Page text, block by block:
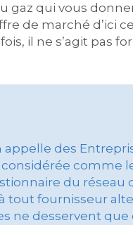
gaz qui vous
de marché d’ici
il ne s’agit pas
appelle des
considérée comme
du réseau
tout fournisseur
ne desservent